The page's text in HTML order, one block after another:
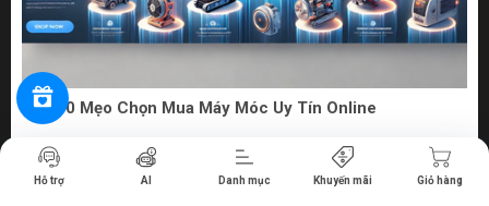
Top 10 Mẹo Chọn Mua Máy Móc Uy Tín Online
Bước vào thế giới số hóa ngày nay, việc mua sắm máy móc
từ các cửa hàng bán máy móc online uy tín không chỉ đem lại
Tiến hành thanh toán
Hỗ trợ AI Danh mục Khuyến mãi Giỏ hàng